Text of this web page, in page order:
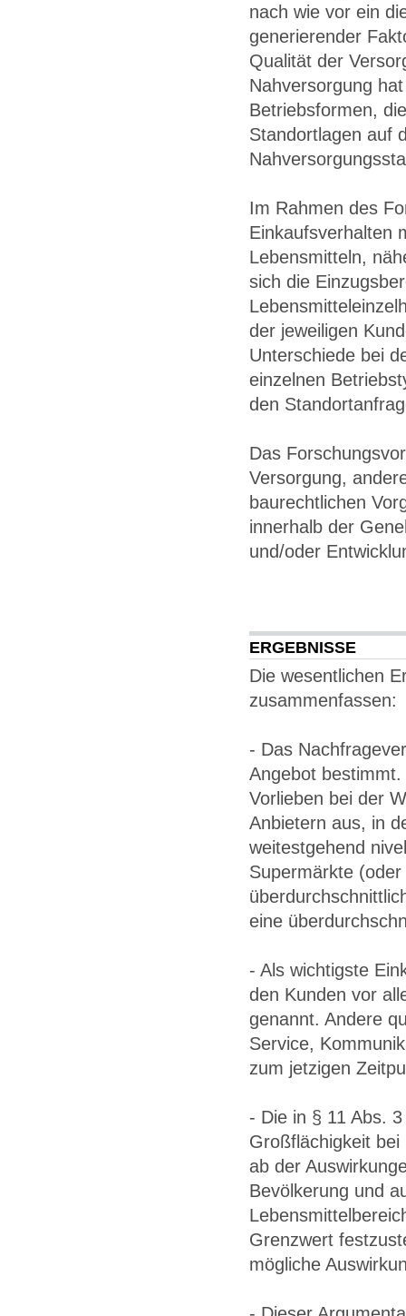
nach wie vor ein
generierender
Qualität der
Nahversorgung
Betriebsformen,
Standortlagen auf
Im Rahmen des
Einkaufsverhalten
Lebensmitteln,
sich die
der jeweiligen
Unterschiede bei
einzelnen
den
Das
Versorgung,
baurechtlichen
innerhalb der
und/oder
ERGEBNISSE
Die wesentlichen
zusammenfassen:
- Das
Angebot
Vorlieben bei der
Anbietern aus, in
weitestgehend
Supermärkte
eine
- Als wichtigste
den Kunden vor
genannt. Andere
Service,
zum jetzigen
- Die in § 11 Abs.
Großflächigkeit bei
ab der
Bevölkerung und
Grenzwert
mögliche